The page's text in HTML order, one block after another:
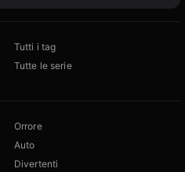
Tutti i tag
Tutte le serie
Orrore
Auto
Divertenti